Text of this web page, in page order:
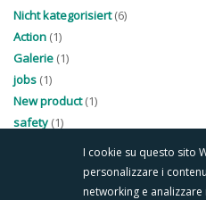
Nicht kategorisiert(6)
Action (1)
Galerie (1)
jobs (1)
New product(1)
safety (1)
I cookie su questo sito
personalizzare i
networking e